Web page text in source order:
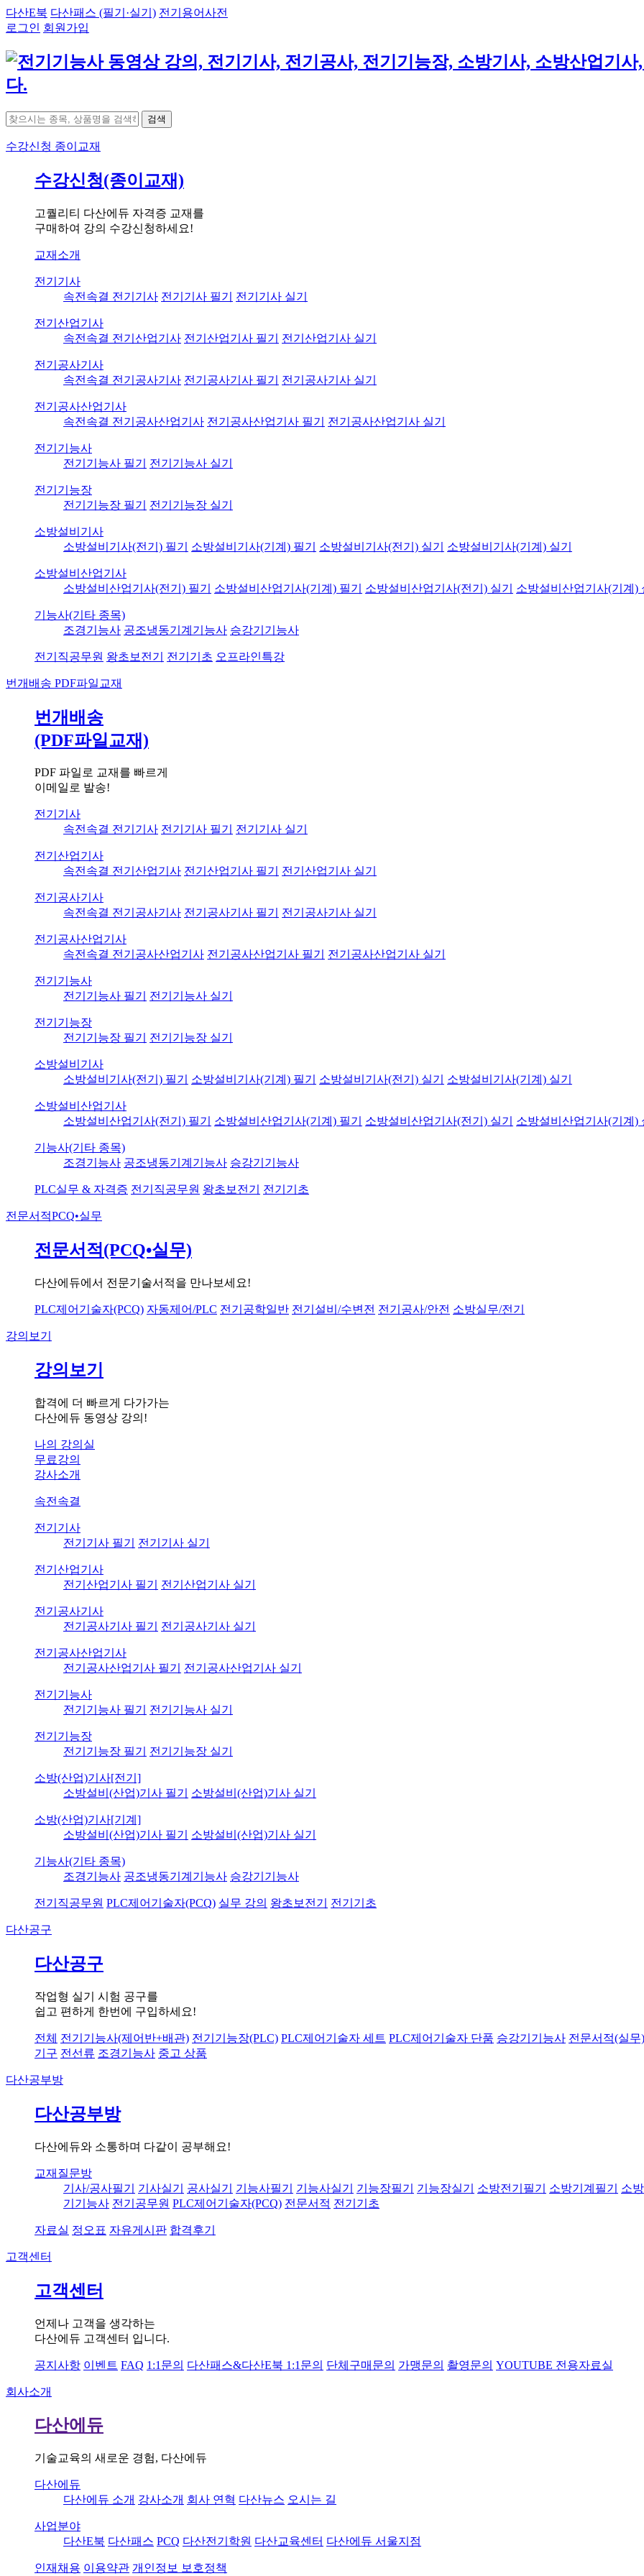
다산E북 다산패스 (필기·실기) 전기용어사전
로그인 회원가입
검색
수강신청 종이교재
수강신청(종이교재)
고퀄리티 다산에듀 자격증 교재를
구매하여 강의 수강신청하세요!
교재소개
전기기사
속전속결 전기기사 전기기사 필기 전기기사 실기
전기산업기사
속전속결 전기산업기사 전기산업기사 필기 전기산업기사 실기
전기공사기사
속전속결 전기공사기사 전기공사기사 필기 전기공사기사 실기
전기공사산업기사
속전속결 전기공사산업기사 전기공사산업기사 필기 전기공사산업기사 실기
전기기능사
전기기능사 필기
전기기능사 실기
전기기능장
전기기능장 필기
전기기능장 실기
소방설비기사
소방설비기사(전기) 필기
소방설비기사(기계) 필기 소방설비기사(전기) 실기 소방설비기사(기계) 실기
소방설비산업기사
소방설비산업기사(전기) 필기
소방설비산업기사(기계) 필기 소방설비산업기사(전기) 실기 소방설비산업기사(기계)
기능사(기타 종목)
조경기능사 공조냉동기계기능사 승강기기능사
전기직공무원 왕초보전기 전기기초 오프라인특강
번개배송 PDF파일교재
번개배송
(PDF파일교재)
PDF 파일로 교재를 빠르게
이메일로 발송!
전기기사
속전속결 전기기사 전기기사 필기 전기기사 실기
전기산업기사
속전속결 전기산업기사 전기산업기사 필기 전기산업기사 실기
전기공사기사
속전속결 전기공사기사 전기공사기사 필기 전기공사기사 실기
전기공사산업기사
속전속결 전기공사산업기사 전기공사산업기사 필기 전기공사산업기사 실기
전기기능사
전기기능사 필기
전기기능사 실기
전기기능장
전기기능장 필기
전기기능장 실기
소방설비기사
소방설비기사(전기) 필기
소방설비기사(기계) 필기 소방설비기사(전기) 실기 소방설비기사(기계) 실기
소방설비산업기사
소방설비산업기사(전기) 필기
소방설비산업기사(기계) 필기 소방설비산업기사(전기) 실기 소방설비산업기사(기계)
기능사(기타 종목)
조경기능사 공조냉동기계기능사 승강기기능사
PLC실무 & 자격증 전기직공무원 왕초보전기 전기기초
전문서적PCQ•실무
전문서적(PCQ•실무)
다산에듀에서 전문기술서적을 만나보세요!
PLC제어기술자(PCQ) 자동제어/PLC 전기공학일반 전기설비/수변전 전기공사/안전 소방실무/전기
강의보기
강의보기
합격에 더 빠르게 다가가는
다산에듀 동영상 강의!
나의 강의실
무료강의
강사소개
속전속결
전기기사
전기기사 필기
전기기사 실기
전기산업기사
전기산업기사 필기
전기산업기사 실기
전기공사기사
전기공사기사 필기
전기공사기사 실기
전기공사산업기사
전기공사산업기사 필기
전기공사산업기사 실기
전기기능사
전기기능사 필기
전기기능사 실기
전기기능장
전기기능장 필기
전기기능장 실기
소방(산업)기사[전기]
소방설비(산업)기사 필기
소방설비(산업)기사 실기
소방(산업)기사[기계]
소방설비(산업)기사 필기
소방설비(산업)기사 실기
기능사(기타 종목)
조경기능사 공조냉동기계기능사 승강기기능사
전기직공무원 PLC제어기술자(PCQ) 실무 강의 왕초보전기 전기기초
다산공구
다산공구
작업형 실기 시험 공구를
쉽고 편하게 한번에 구입하세요!
전체 전기기능사(제어반+배관) 전기기능장(PLC) PLC제어기술자 세트 PLC제어기술자 단품 승강기기능사 전문서적(실
기구 전선류 조경기능사 중고 상품
다산공부방
다산공부방
다산에듀와 소통하며 다같이 공부해요!
교재질문방
기사/공사필기
기사실기 공사실기 기능사필기 기능사실기 기능장필기 기능장실기 소방전기필기 소방기계필기
소
기기능사 전기공무원 PLC제어기술자(PCQ) 전문서적 전기기초
자료실 정오표 자유게시판 합격후기
고객센터
고객센터
언제나 고객을 생각하는
다산에듀 고객센터 입니다.
공지사항 이벤트 FAQ 1:1문의 다산패스&다산E북 1:1문의 단체구매문의 가맹문의 촬영문의 YOUTUBE 전용자료실
회사소개
다산에듀
기술교육의 새로운 경험, 다산에듀
다산에듀
다산에듀 소개 강사소개 회사 연혁 다산뉴스 오시는 길
사업분야
다산E북 다산패스 PCQ 다산전기학원 다산교육센터 다산에듀 서울지점
인재채용 이용약관 개인정보 보호정책